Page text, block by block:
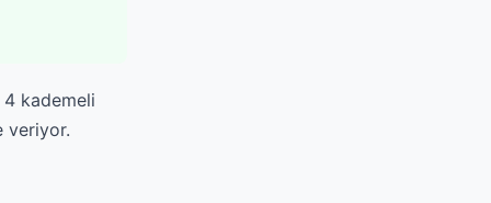
4 kademeli
veriyor.